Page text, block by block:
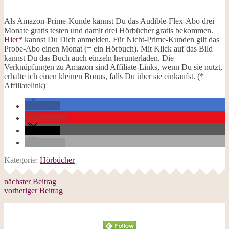
—
Als Amazon-Prime-Kunde kannst Du das Audible-Flex-Abo drei
Monate gratis testen und damit drei Hörbücher gratis bekommen.
Hier* kannst Du Dich anmelden. Für Nicht-Prime-Kunden gilt das
Probe-Abo einen Monat (= ein Hörbuch). Mit Klick auf das Bild
kannst Du das Buch auch einzeln herunterladen. Die
Verknüpfungen zu Amazon sind Affiliate-Links, wenn Du sie nutzt,
erhalte ich einen kleinen Bonus, falls Du über sie einkaufst. (* =
Affiliatelink)
Kategorie: Hörbücher
nächster Beitrag
vorheriger Beitrag